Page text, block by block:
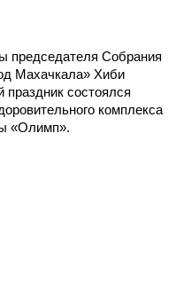
председателя Собрания
Махачкала» Хиби
праздник состоялся
комплекса
«Олимп».